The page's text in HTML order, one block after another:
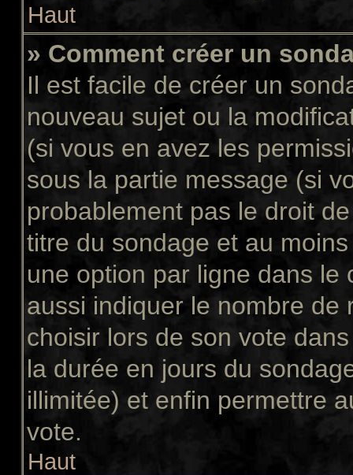
Haut
» Comment créer un
Il est facile de créer un
nouveau sujet ou la
(si vous en avez les
sous la partie message (si
probablement pas le droit
titre du sondage et au
une option par ligne dans le
aussi indiquer le nombre de
choisir lors de son vote
la durée en jours du
illimitée) et enfin permettre
vote.
Haut